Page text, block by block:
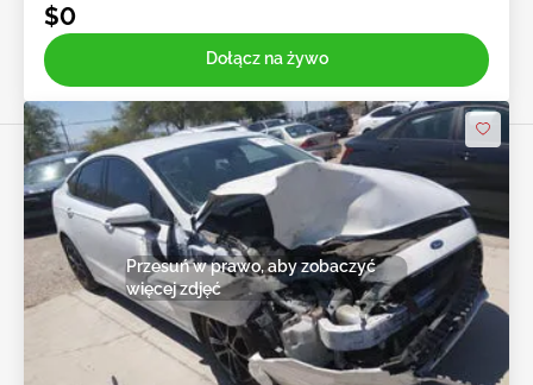
$0
Dołącz na żywo
Przesuń w prawo, aby zobaczyć
więcej zdjęć